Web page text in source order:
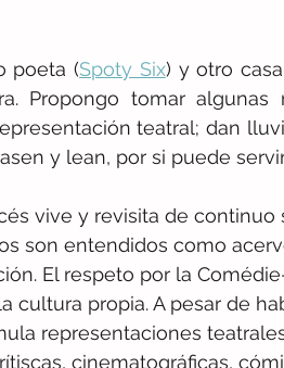
poeta (Spoty Six) y otro
Propongo tomar
teatral; dan
y lean, por si puede
vive y revisita de
son entendidos como
El respeto por la
cultura propia. A pesar de
representaciones
cinematográficas,